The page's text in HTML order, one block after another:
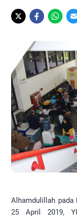
Alhamdulillah pada
25 April 2019,